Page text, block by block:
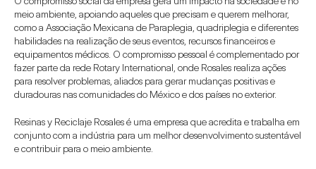
meio ambiente, apoiando aqueles que precisam e querem melhorar,
como a Associação Mexicana de Paraplegia, quadriplegia e diferentes
habilidades na realização de seus eventos, recursos financeiros e
equipamentos médicos. O compromisso pessoal é complementado por
fazer parte da rede Rotary International, onde Rosales realiza ações
para resolver problemas, aliados para gerar mudanças positivas e
duradouras nas comunidades do México e dos países no exterior.
Resinas y Reciclaje Rosales é uma empresa que acredita e trabalha em
conjunto com a indústria para um melhor desenvolvimento sustentável
e contribuir para o meio ambiente.